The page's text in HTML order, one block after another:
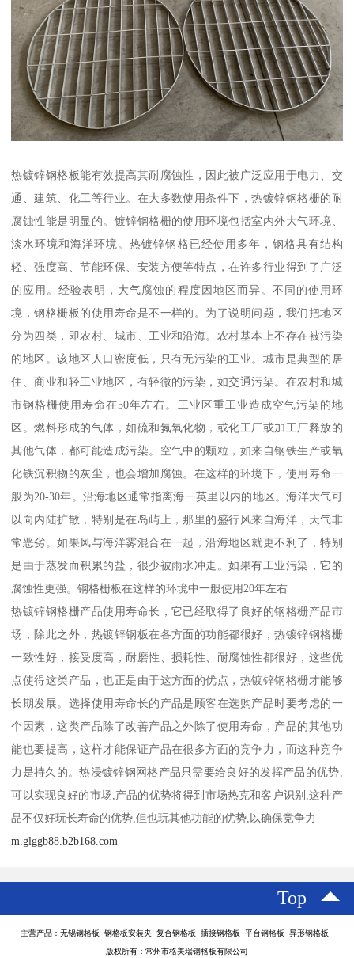
热镀锌钢格板能有效提高其耐腐蚀性，因此被广泛应用于电力、交
通、建筑、化工等行业。在大多数使用条件下，热镀锌钢格栅的耐
腐蚀性能是明显的。镀锌钢格栅的使用环境包括室内外大气环境、
淡水环境和海洋环境。热镀锌钢格已经使用多年，钢格具有结构
轻、强度高、节能环保、安装方便等特点，在许多行业得到了广泛
的应用。经验表明，大气腐蚀的程度因地区而异。不同的使用环
境，钢格栅板的使用寿命是不一样的。为了说明问题，我们把地区
分为四类，即农村、城市、工业和沿海。农村基本上不存在被污染
的地区。该地区人口密度低，只有无污染的工业。城市是典型的居
住、商业和轻工业地区，有轻微的污染，如交通污染。在农村和城
市钢格栅使用寿命在50年左右。工业区重工业造成空气污染的地
区。燃料形成的气体，如硫和氮氧化物，或化工厂或加工厂释放的
其他气体，都可能造成污染。空气中的颗粒，如来自钢铁生产或氧
化铁沉积物的灰尘，也会增加腐蚀。在这样的环境下，使用寿命一
般为20-30年。沿海地区通常指离海一英里以内的地区。海洋大气可
以向内陆扩散，特别是在岛屿上，那里的盛行风来自海洋，天气非
常恶劣。如果风与海洋雾混合在一起，沿海地区就更不利了，特别
是由于蒸发而积累的盐，很少被雨水冲走。如果有工业污染，它的
腐蚀性更强。钢格栅板在这样的环境中一般使用20年左右
热镀锌钢格栅产品使用寿命长，它已经取得了良好的钢格栅产品市
场，除此之外，热镀锌钢板在各方面的功能都很好，热镀锌钢格栅
一致性好，接受度高，耐磨性、损耗性、耐腐蚀性都很好，这些优
点使得这类产品，也正是由于这方面的优点，热镀锌钢格栅才能够
长期发展。选择使用寿命长的产品是顾客在选购产品时要考虑的一
个因素，这类产品除了改善产品之外除了使用寿命，产品的其他功
能也要提高，这样才能保证产品在很多方面的竞争力，而这种竞争
力是持久的。热浸镀锌钢网格产品只需要给良好的发挥产品的优势,
可以实现良好的市场,产品的优势将得到市场热克和客户识别,这种产
品不仅好玩长寿命的优势,但也玩其他功能的优势,以确保竞争力
m.glggb88.b2b168.com
Top
主营产品：无锡钢格板 钢格板安装夹 复合钢格板 插接钢格板 平台钢格板 异形钢格板
版权所有：常州市格美瑞钢格板有限公司